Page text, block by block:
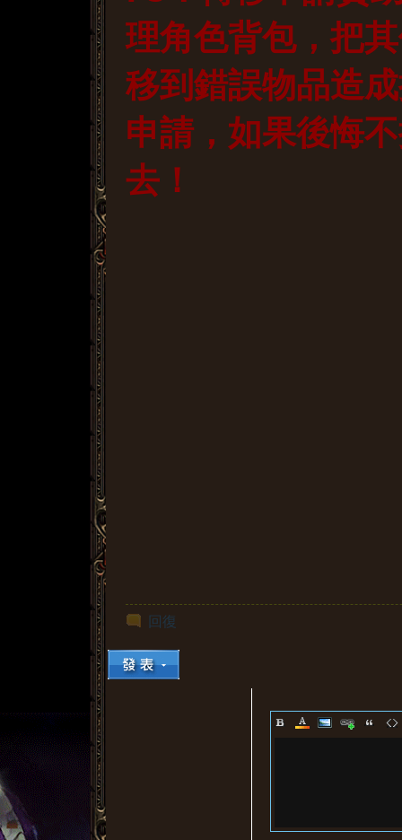
理角色背包，把
移到錯誤物品造
申請，如果後悔
去！
回復